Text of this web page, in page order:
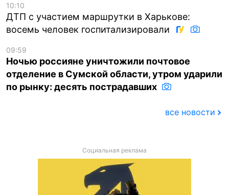
10:10
ДТП с участием маршрутки в Харькове:
восемь человек госпитализировали
09:59
Ночью россияне уничтожили почтовое
отделение в Сумской области, утром ударили
по рынку: десять пострадавших
все новости
Социальная реклама